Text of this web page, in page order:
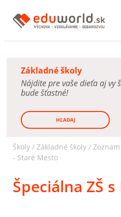
Základné školy
Nájdite pre vaše dieťa aj vy
bude šťastné!
HĽADAJ
Školy / Základné školy /
- Staré Mesto
Špeciálna ZŠ s